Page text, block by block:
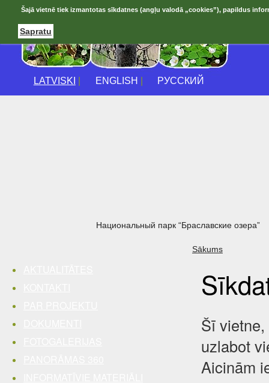
LATVISKI ENGLISH РУССКИЙ
Национальный парк “Браславские озера”
Sākums
Šī
uzlabot
Aicinām
Šajā vietnē tiek izmantotas sīkdatnes (angļu valodā „cookies”), papildus
Sapratu